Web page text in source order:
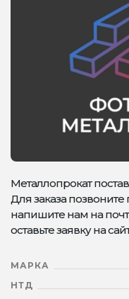
Металлопрокат
Для заказа позвоните
напишите нам на
оставьте заявку на
МАРКА
НТД